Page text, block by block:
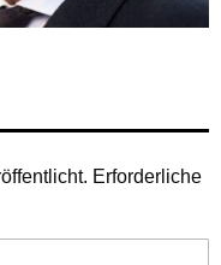
Erforderliche